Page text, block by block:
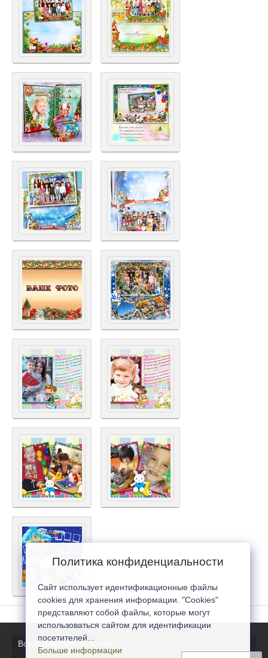
Все последние новости
Политика конфиденциальности
Сайт использует идентификационные файлы
cookies для хранения информации. "Cookies"
представляют собой файлы, которые могут
использоваться сайтом для идентификации
посетителей...
Больше информации